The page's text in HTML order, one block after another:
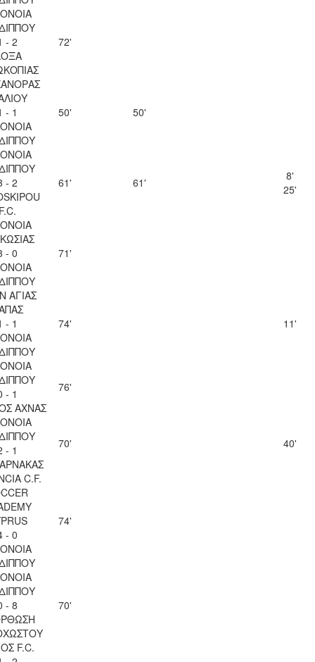
- 2
72'
- 1
50' 50'
- 2
61' 61'
8'
25'
- 0
71'
ΑΓΙΑΣ
- 1
74' 11'
- 1
ΑΧΝΑΣ
76'
- 1
70' 40'
C.F.
- 0
74'
- 8
70'
F.C.